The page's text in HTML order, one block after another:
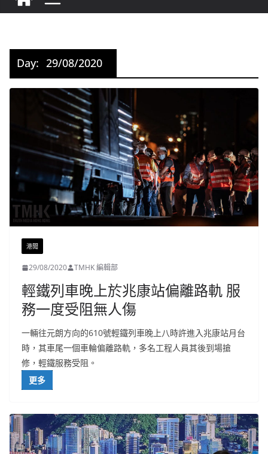
Day: 29/08/2020
港聞
29/08/2020 TMHK 編輯部
輕鐵列車晚上於兆康站偏離路軌 服
務一度受阻無人傷
一輛往元朗方向的610號輕鐵列車晚上八時許進入兆康站月台
時，其車尾一個車輪偏離路軌，多名工程人員其後到場搶
修，輕鐵服務受阻。
更多